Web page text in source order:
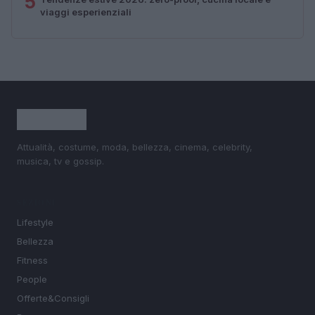
viaggi esperienziali
Attualità, costume, moda, bellezza, cinema, celebrity,
musica, tv e gossip.
Lifestyle
Bellezza
Fitness
People
Offerte&Consigli